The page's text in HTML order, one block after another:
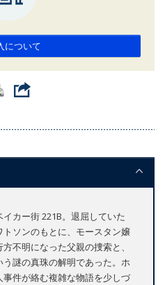
について
カー街 221B。退屈していた
ソンのもとに、モースタン嬢
不明になった父親の捜索と、
謎の真珠の解明であった。ホ
件が絡む複雑な物語を少しづ